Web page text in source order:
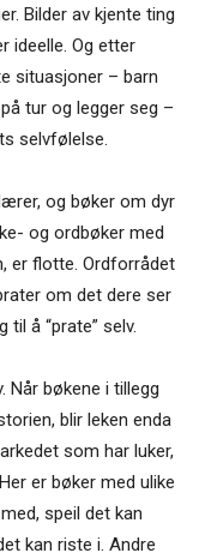
Bilder av kjente ting
ideelle. Og etter
situasjoner – barn
tur og legger seg –
selvfølelse.
og bøker om dyr
og ordbøker med
er flotte. Ordforrådet
om det dere ser
å “prate” selv.
Når bøkene i tillegg
blir leken enda
som har luker,
er bøker med ulike
speil det kan
kan riste i. Andre